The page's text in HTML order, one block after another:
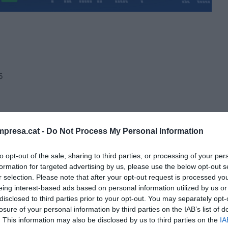
- Do Not Process My Personal Information
opt-out of the sale, sharing to third parties, or processing of your
for targeted advertising by us, please use the below opt-out
selection. Please note that after your opt-out request is processed
interest-based ads based on personal information utilized by us
to third parties prior to your opt-out. You may separately
of your personal information by third parties on the IAB’s list of
This information may also be disclosed by us to third parties on the
provocat un gran terratrèmol a l'economia
a la resta del món. Tot i que des del Vell
un efecte contagi, l'euríbor registra una
que moviments d'aquestes característiques són
per part de la Reserva Federal i el
fet cas dels senyals de tranquil·litat enviats des